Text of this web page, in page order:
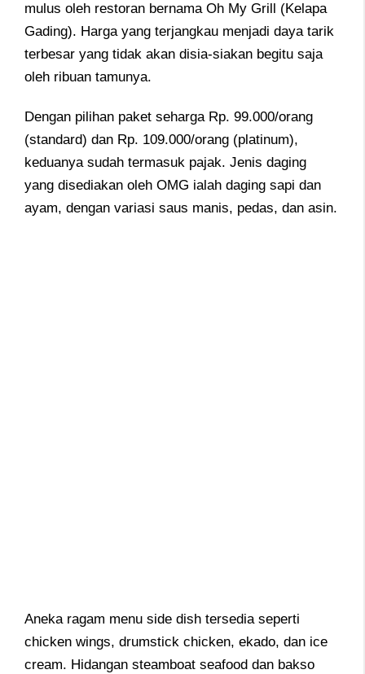
mulus oleh restoran bernama Oh My Grill (Kelapa
Gading). Harga yang terjangkau menjadi daya tarik
terbesar yang tidak akan disia-siakan begitu saja
oleh ribuan tamunya.
Dengan pilihan paket seharga Rp. 99.000/orang
(standard) dan Rp. 109.000/orang (platinum),
keduanya sudah termasuk pajak. Jenis daging
yang disediakan oleh OMG ialah daging sapi dan
ayam, dengan variasi saus manis, pedas, dan asin.
Aneka ragam menu side dish tersedia seperti
chicken wings, drumstick chicken, ekado, dan ice
cream. Hidangan steamboat seafood dan bakso